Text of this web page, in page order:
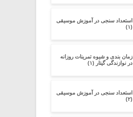
استعداد سنجی در آموزش موسیقی
(۱)
زمان بندی و شیوه تمرینات روزانه
در نوازندگی گیتار (۱)
استعداد سنجی در آموزش موسیقی
(۲)